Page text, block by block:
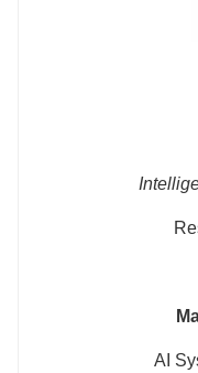
AI